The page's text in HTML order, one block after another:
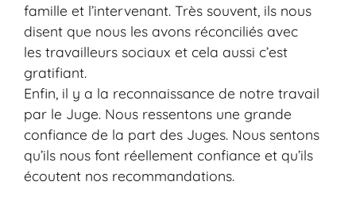
famille et l’intervenant. Très souvent, ils nous
disent que nous les avons réconciliés avec
les travailleurs sociaux et cela aussi c’est
gratifiant.
Enfin, il y a la reconnaissance de notre travail
par le Juge. Nous ressentons une grande
confiance de la part des Juges. Nous sentons
qu’ils nous font réellement confiance et qu’ils
écoutent nos recommandations.